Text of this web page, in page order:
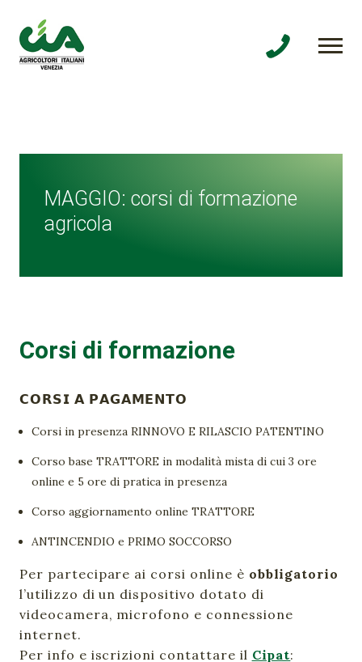
MAGGIO: corsi di formazione
agricola
Corsi di formazione
𝗖𝗢𝗥𝗦𝗜 𝗔 𝗣𝗔𝗚𝗔𝗠𝗘𝗡𝗧𝗢
Corsi in presenza RINNOVO E RILASCIO PATENTINO
Corso base TRATTORE in modalità mista di cui 3 ore
online e 5 ore di pratica in presenza
Corso aggiornamento online TRATTORE
ANTINCENDIO e PRIMO SOCCORSO
Per partecipare ai corsi online è obbligatorio
l’utilizzo di un dispositivo dotato di
videocamera, microfono e connessione
internet.
Per info e iscrizioni contattare il Cipat: